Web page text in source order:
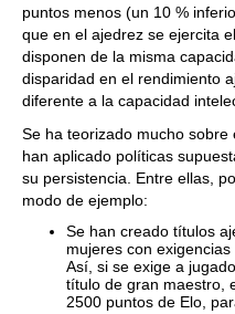
puntos menos (un 10 %
que en el ajedrez se ejercita
disponen de la misma
disparidad en el rendimiento
diferente a la capacidad
Se ha teorizado mucho
han aplicado políticas
su persistencia. Entre ellas,
modo de ejemplo:
Se han creado títulos
mujeres con
Así, si se exige a
título de gran maestro,
2500 puntos de Elo,